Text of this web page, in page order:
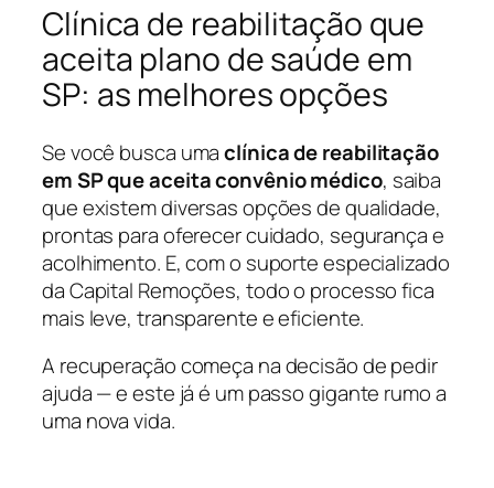
Clínica de reabilitação que
aceita plano de saúde em
SP: as melhores opções
Se você busca umaclínica de reabilitação
em SP que aceita convênio médico, saiba
que existem diversas opções de qualidade,
prontas para oferecer cuidado, segurança e
acolhimento. E, com o suporte especializado
da Capital Remoções, todo o processo fica
mais leve, transparente e eficiente.
A recuperação começa na decisão de pedir
ajuda — e este já é um passo gigante rumo a
uma nova vida.